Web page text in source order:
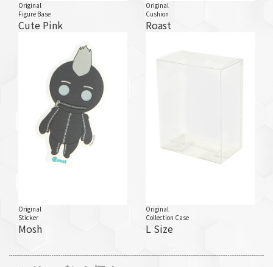
Original
Figure Base
Cute Pink
Original
Cushion
Roast
Original
Sticker
Mosh
Original
Collection Case
L Size